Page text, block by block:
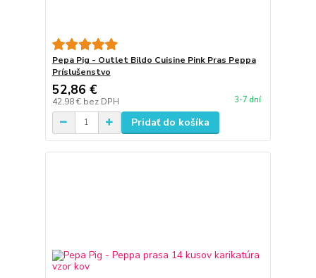
Pepa Pig - Outlet Bildo Cuisine Pink Pras Peppa
Príslušenstvo
52,86 €
42,98 € bez DPH 3-7 dní
Pridať do košíka